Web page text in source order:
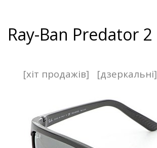
Ray-Ban Predator 2
[хіт продажів] [дзеркальні]